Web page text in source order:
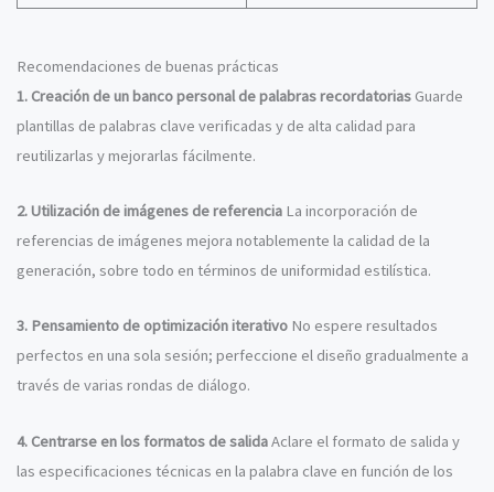
Recomendaciones de buenas prácticas
1. Creación de un banco personal de palabras recordatorias Guarde
plantillas de palabras clave verificadas y de alta calidad para
reutilizarlas y mejorarlas fácilmente.
2. Utilización de imágenes de referencia La incorporación de
referencias de imágenes mejora notablemente la calidad de la
generación, sobre todo en términos de uniformidad estilística.
3. Pensamiento de optimización iterativo No espere resultados
perfectos en una sola sesión; perfeccione el diseño gradualmente a
través de varias rondas de diálogo.
4. Centrarse en los formatos de salidaAclare el formato de salida y
las especificaciones técnicas en la palabra clave en función de los